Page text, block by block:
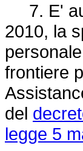
7. E'
2010, la
frontiere
del
legge 5